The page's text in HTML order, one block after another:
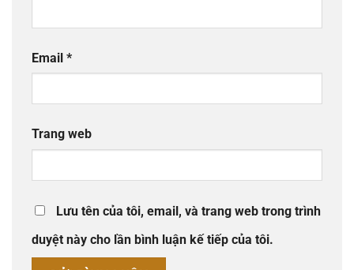
Email *
Trang web
Lưu tên của tôi, email, và trang web trong trình
duyệt này cho lần bình luận kế tiếp của tôi.